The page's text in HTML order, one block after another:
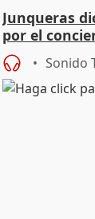
Junqueras
por el
Sonido